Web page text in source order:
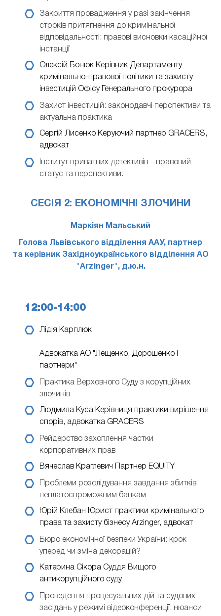
Закриття провадження у разі закінчення
строків притягнення до кримінальної
відповідальності: правові висновки касаційної
інстанції
Олексій Бонюк Керівник Департаменту
кримінально-правової політики та захисту
інвестицій Офісу Генерального прокурора
Захист інвестицій: законодавчі перспективи та
актуальна практика
Сергій Лисенко Керуючий партнер GRACERS,
адвокат
Інститут приватних детективів – правовий
статус та перспективи.
СЕСІЯ 2: ЕКОНОМІЧНІ ЗЛОЧИНИ
Маркіян Мальський
Голова Львівського відділення ААУ, партнер
та керівник Західноукраїнського відділення АО
"Arzinger", д.ю.н.
12:00-14:00
Лідія Карплюк
Адвокатка АО "Лещенко, Дорошенко і
партнери"
Практика Верховного Суду з корупційних
злочинів
Людмила Куса Керівниця практики вирішення
спорів, адвокатка GRACERS
Рейдерство захоплення частки
корпоративних прав
Вячеслав Краглевич Партнер EQUITY
Проблеми розслідування завдання збитків
неплатоспроможним банкам
Юрій Клебан Юрист практики кримінального
права та захисту бізнесу Arzinger, адвокат
Бюро економічної безпеки України: крок
уперед чи зміна декорацій?
Катерина Сікора Суддя Вищого
антикорупційного суду
Проведення процесуальних дій та судових
засідань у режимі відеоконференції: нюанси